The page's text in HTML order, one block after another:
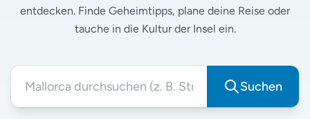
entdecken. Finde Geheimtipps, plane deine Reise oder
tauche in die Kultur der Insel ein.
Suchen